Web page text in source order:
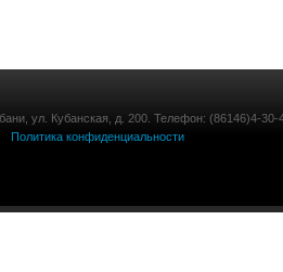
ул. Кубанская, д. 200. Телефон: (86146)4-30-
Политика конфиденциальности